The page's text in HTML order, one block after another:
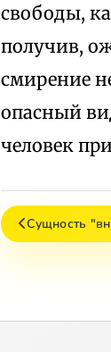
свободы,
получив,
смирение
опасный
человек
Сущность